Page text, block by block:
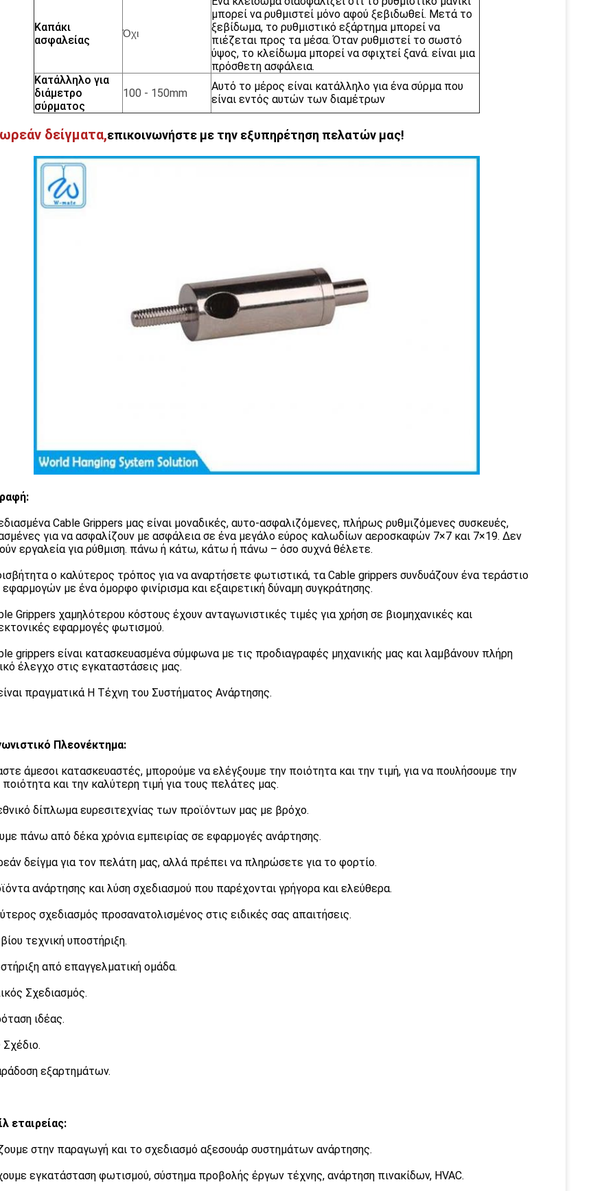
Καπάκι
ασφαλείας
Όχι
μπορεί να ρυθμιστεί μόνο αφού ξεβιδωθεί. Μετά το
ξεβίδωμα, το ρυθμιστικό εξάρτημα μπορεί να
πιέζεται προς τα μέσα. Όταν ρυθμιστεί το σωστό
ύψος, το κλείδωμα μπορεί να σφιχτεί ξανά. είναι μια
πρόσθετη ασφάλεια.
Κατάλληλο για
διάμετρο
σύρματος
100 - 150mm
Αυτό το μέρος είναι κατάλληλο για ένα σύρμα που
είναι εντός αυτών των διαμέτρων
δείγματα,επικοινωνήστε με την εξυπηρέτηση πελατών μας!
Cable Grippers μας είναι μοναδικές, αυτο-ασφαλιζόμενες, πλήρως ρυθμιζόμενες συσκευές,
για να ασφαλίζουν με ασφάλεια σε ένα μεγάλο εύρος καλωδίων αεροσκαφών 7×7 και 7×19. Δεν
εργαλεία για ρύθμιση. πάνω ή κάτω, κάτω ή πάνω – όσο συχνά θέλετε.
ο καλύτερος τρόπος για να αναρτήσετε φωτιστικά, τα Cable grippers συνδυάζουν ένα τεράστιο
με ένα όμορφο φινίρισμα και εξαιρετική δύναμη συγκράτησης.
Grippers χαμηλότερου κόστους έχουν ανταγωνιστικές τιμές για χρήση σε βιομηχανικές και
εφαρμογές φωτισμού.
grippers είναι κατασκευασμένα σύμφωνα με τις προδιαγραφές μηχανικής μας και λαμβάνουν πλήρη
έλεγχο στις εγκαταστάσεις μας.
πραγματικά Η Τέχνη του Συστήματος Ανάρτησης.
Πλεονέκτημα:
άμεσοι κατασκευαστές, μπορούμε να ελέγξουμε την ποιότητα και την τιμή, για να πουλήσουμε την
και την καλύτερη τιμή για τους πελάτες μας.
δίπλωμα ευρεσιτεχνίας των προϊόντων μας με βρόχο.
πάνω από δέκα χρόνια εμπειρίας σε εφαρμογές ανάρτησης.
δείγμα για τον πελάτη μας, αλλά πρέπει να πληρώσετε για το φορτίο.
ανάρτησης και λύση σχεδιασμού που παρέχονται γρήγορα και ελεύθερα.
σχεδιασμός προσανατολισμένος στις ειδικές σας απαιτήσεις.
τεχνική υποστήριξη.
από επαγγελματική ομάδα.
Σχεδιασμός.
ιδέας.
Σχέδιο.
εξαρτημάτων.
εταιρείας:
στην παραγωγή και το σχεδιασμό αξεσουάρ συστημάτων ανάρτησης.
εγκατάσταση φωτισμού, σύστημα προβολής έργων τέχνης, ανάρτηση πινακίδων, HVAC.